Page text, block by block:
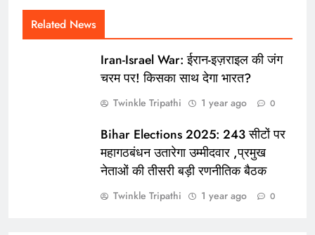
Related News
Iran-Israel War: ईरान-इज़राइल की जंग
चरम पर! किसका साथ देगा भारत?
Twinkle Tripathi 1 year ago 0
Bihar Elections 2025: 243 सीटों पर
महागठबंधन उतारेगा उम्मीदवार ,प्रमुख
नेताओं की तीसरी बड़ी रणनीतिक बैठक
Twinkle Tripathi 1 year ago 0